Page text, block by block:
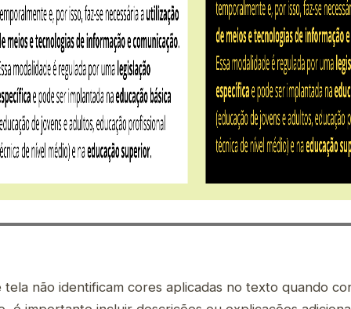
tela não identificam cores aplicadas no texto quando